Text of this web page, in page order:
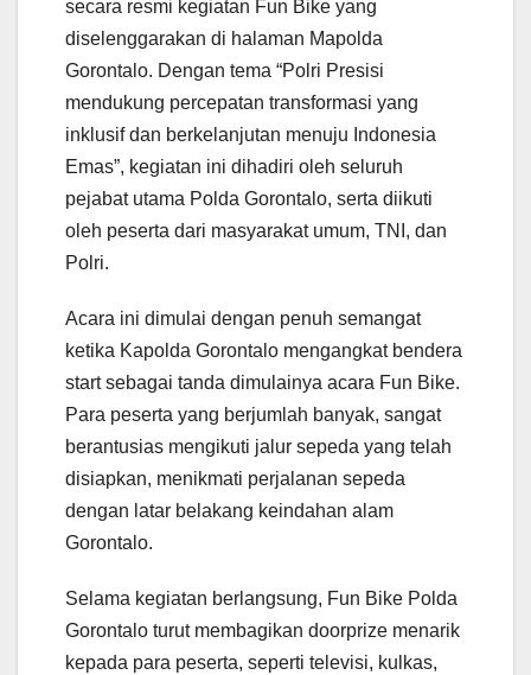
secara resmi kegiatan Fun Bike yang
diselenggarakan di halaman Mapolda
Gorontalo. Dengan tema “Polri Presisi
mendukung percepatan transformasi yang
inklusif dan berkelanjutan menuju Indonesia
Emas”, kegiatan ini dihadiri oleh seluruh
pejabat utama Polda Gorontalo, serta diikuti
oleh peserta dari masyarakat umum, TNI, dan
Polri.
Acara ini dimulai dengan penuh semangat
ketika Kapolda Gorontalo mengangkat bendera
start sebagai tanda dimulainya acara Fun Bike.
Para peserta yang berjumlah banyak, sangat
berantusias mengikuti jalur sepeda yang telah
disiapkan, menikmati perjalanan sepeda
dengan latar belakang keindahan alam
Gorontalo.
Selama kegiatan berlangsung, Fun Bike Polda
Gorontalo turut membagikan doorprize menarik
kepada para peserta, seperti televisi, kulkas,